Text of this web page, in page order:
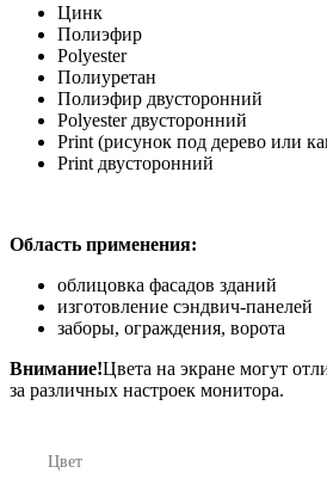
Цинк
Полиэфир
Polyester
Полиуретан
Полиэфир двусторонний
Polyester двусторонний
Print (рисунок под дерево или
Print двусторонний
Область применения:
облицовка фасадов зданий
изготовление сэндвич-панелей
заборы, ограждения, ворота
Внимание!Цвета на экране могут
за различных настроек монитора.
Цвет